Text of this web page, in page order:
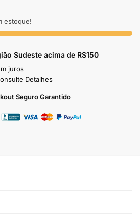
estoque!
Sudeste acima de R$150
juros
Detalhes
Seguro Garantido